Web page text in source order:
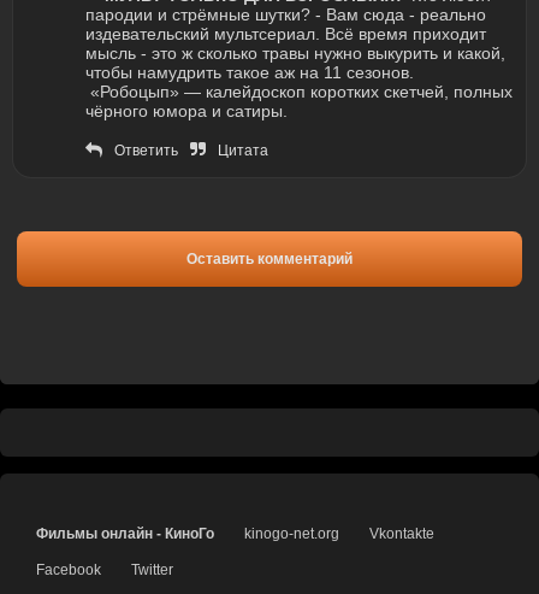
пародии и стрёмные шутки? - Вам сюда - реально
издевательский мультсериал. Всё время приходит
мысль - это ж сколько травы нужно выкурить и какой,
чтобы намудрить такое аж на 11 сезонов.
«Робоцып» — калейдоскоп коротких скетчей, полных
чёрного юмора и сатиры.
Ответить Цитата
Оставить комментарий
Фильмы онлайн - КиноГо kinogo-net.org Vkontakte
Facebook Twitter